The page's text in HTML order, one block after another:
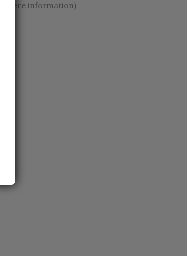
(mere information)